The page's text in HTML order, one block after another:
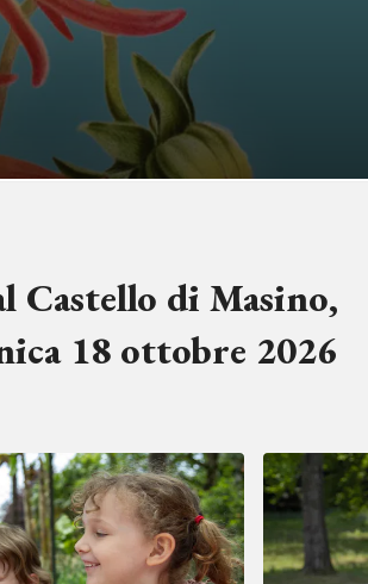
Castello di Masino,
18 ottobre 2026